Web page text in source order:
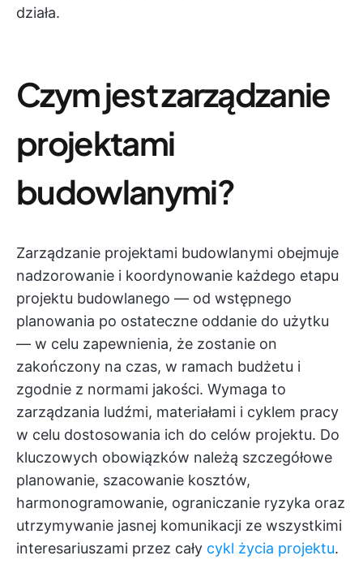
działa.
Czym jest zarządzanie
projektami
budowlanymi?
Zarządzanie projektami budowlanymi obejmuje
nadzorowanie i koordynowanie każdego etapu
projektu budowlanego — od wstępnego
planowania po ostateczne oddanie do użytku
— w celu zapewnienia, że zostanie on
zakończony na czas, w ramach budżetu i
zgodnie z normami jakości. Wymaga to
zarządzania ludźmi, materiałami i cyklem pracy
w celu dostosowania ich do celów projektu. Do
kluczowych obowiązków należą szczegółowe
planowanie, szacowanie kosztów,
harmonogramowanie, ograniczanie ryzyka oraz
utrzymywanie jasnej komunikacji ze wszystkimi
interesariuszami przez cały cykl życia projektu.